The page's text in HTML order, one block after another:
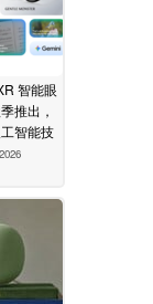
智能眼
推出，
智能技